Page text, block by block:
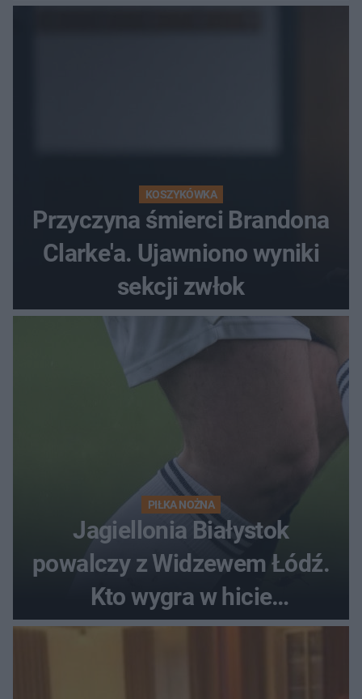
popłochu
KOSZYKÓWKA
Przyczyna śmierci Brandona
Clarke'a. Ujawniono wyniki
sekcji zwłok
PIŁKA NOŻNA
Jagiellonia Białystok
powalczy z Widzewem Łódź.
Kto wygra w hicie
Ekstraklasy?